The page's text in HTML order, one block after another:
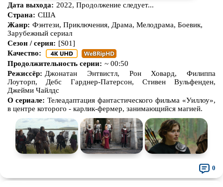
Дата выхода: 2022, Продолжение следует...
Страна: США
Жанр: Фэнтези, Приключения, Драма, Мелодрама, Боевик,
Зарубежный сериал
Сезон / серия: [S01]
Качество:
Продолжительность серии: ~ 00:50
Режиссёр: Джонатан Энтвистл, Рон Ховард, Филиппа
Лоуторп, Дебс Гарднер-Патерсон, Стивен Вульфенден,
Джейми Чайлдс
О сериале: Телеадаптация фантастического фильма «Уиллоу»,
в центре которого - карлик-фермер, занимающийся магией.
0